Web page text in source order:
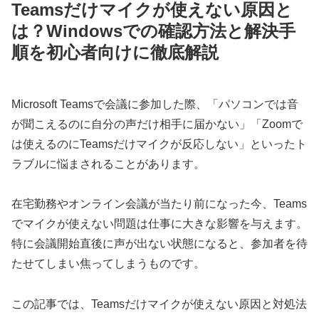
Teamsだけマイクが使えない原因と
は？Windowsでの確認方法と解決手
順を初心者向けに徹底解説
Microsoft Teamsで会議に参加した際、「パソコンでは音
が聞こえるのに自分の声だけ相手に届かない」「Zoomで
は使えるのにTeamsだけマイクが反応しない」といったト
ラブルに悩まされることがあります。
在宅勤務やオンライン会議が当たり前になった今、Teams
でマイクが使えない問題は仕事に大きな影響を与えます。
特に会議開始直後に声が出ない状態になると、参加者を待
たせてしまい焦ってしまうものです。
この記事では、Teamsだけマイクが使えない原因と対処法